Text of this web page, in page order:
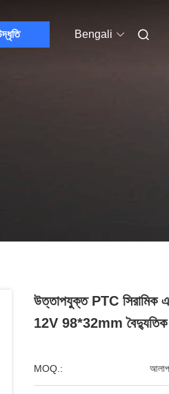
Bengali
উত্তাপযুক্ত PTC সিরামিক
12V 98*32mm বৈদ্যুতিক
MOQ.: